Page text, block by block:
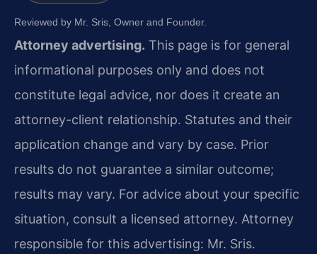
Reviewed by Mr. Sris, Owner and Founder.
Attorney advertising. This page is for general
informational purposes only and does not
constitute legal advice, nor does it create an
attorney-client relationship. Statutes and their
application change and vary by case. Prior
results do not guarantee a similar outcome;
results may vary. For advice about your specific
situation, consult a licensed attorney. Attorney
responsible for this advertising: Mr. Sris.